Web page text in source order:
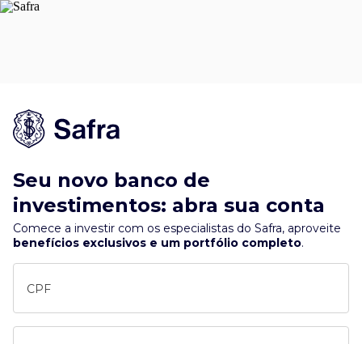
Seu novo banco de
investimentos: abra sua conta
Comece a investir com os especialistas do Safra, aproveite
benefícios exclusivos e um portfólio completo.
CPF